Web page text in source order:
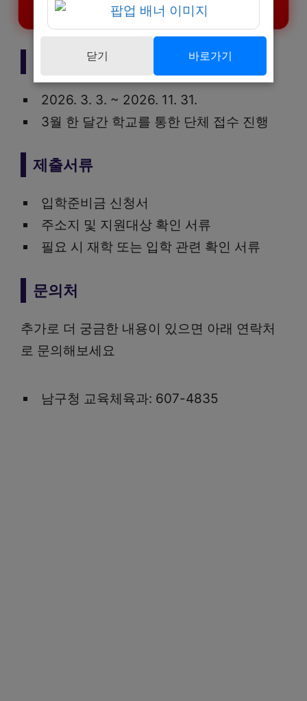
남구 입학준비금 지원사업 신청하기
신청기간
2026. 3. 3. ~ 2026. 11. 31.
3월 한 달간 학교를 통한 단체 접수 진행
제출서류
입학준비금 신청서
주소지 및 지원대상 확인 서류
필요 시 재학 또는 입학 관련 확인 서류
문의처
추가로 더 궁금한 내용이 있으면 아래 연락처
로 문의해보세요
남구청 교육체육과: 607-4835
닫기 바로가기